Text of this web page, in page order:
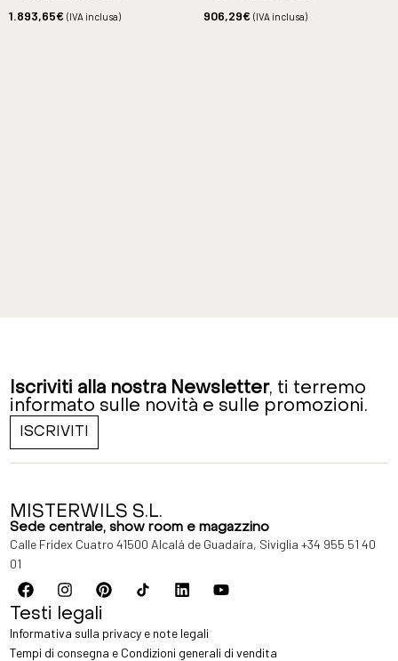
1.893,65€ (IVA inclusa)
906,29€ (IVA inclusa)
Iscriviti alla nostra Newsletter, ti terremo
informato sulle novità e sulle promozioni.
ISCRIVITI
MISTERWILS S.L.
Sede centrale, show room e magazzino
Calle Fridex Cuatro 41500 Alcalá de Guadaíra, Siviglia +34 955 51 40
01
Testi legali
Informativa sulla privacy e note legali
Tempi di consegna e Condizioni generali di vendita